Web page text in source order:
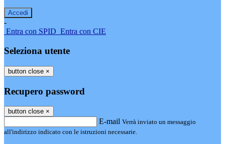
-
Entra con SPID Entra con CIE
Seleziona utente
button close ×
Recupero password
button close ×
E-mail Verrà inviato un messaggio
all'indirizzo indicato con le istruzioni necessarie.